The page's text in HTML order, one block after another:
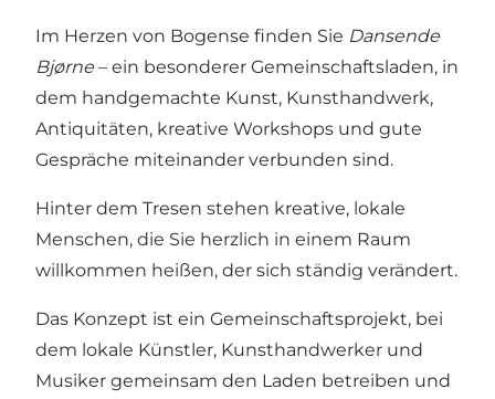
Im Herzen von Bogense finden Sie Dansende
Bjørne – ein besonderer Gemeinschaftsladen, in
dem handgemachte Kunst, Kunsthandwerk,
Antiquitäten, kreative Workshops und gute
Gespräche miteinander verbunden sind.
Hinter dem Tresen stehen kreative, lokale
Menschen, die Sie herzlich in einem Raum
willkommen heißen, der sich ständig verändert.
Das Konzept ist ein Gemeinschaftsprojekt, bei
dem lokale Künstler, Kunsthandwerker und
Musiker gemeinsam den Laden betreiben und